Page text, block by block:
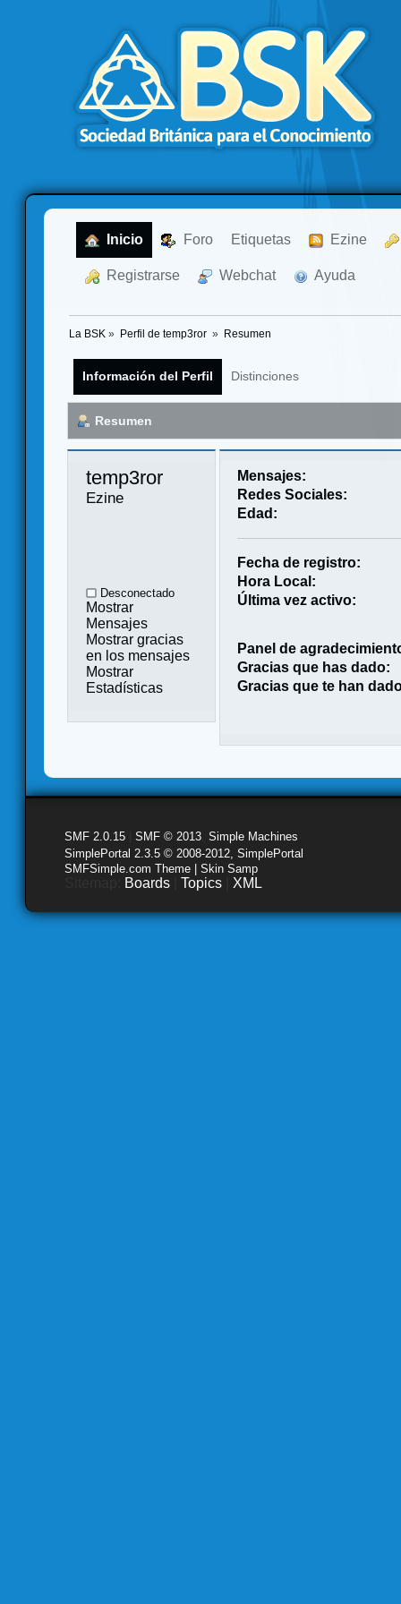
Inicio Foro Etiquetas Ezine
Registrarse Webchat Ayuda
La BSK » Perfil de temp3ror » Resumen
Información del Perfil Distinciones
Resumen
temp3ror
Ezine
Desconectado
Mostrar
Mensajes
Mostrar gracias
en los mensajes
Mostrar
Estadísticas
Mensajes:
Redes Sociales:
Edad:
Fecha de registro:
Hora Local:
Última vez activo:
Panel de
Gracias que has dado:
Gracias que te han
SMF 2.0.15 SMF © 2013 Simple Machines
SimplePortal 2.3.5 © 2008-2012, SimplePortal
SMFSimple.com Theme | Skin Samp
Boards Topics XML